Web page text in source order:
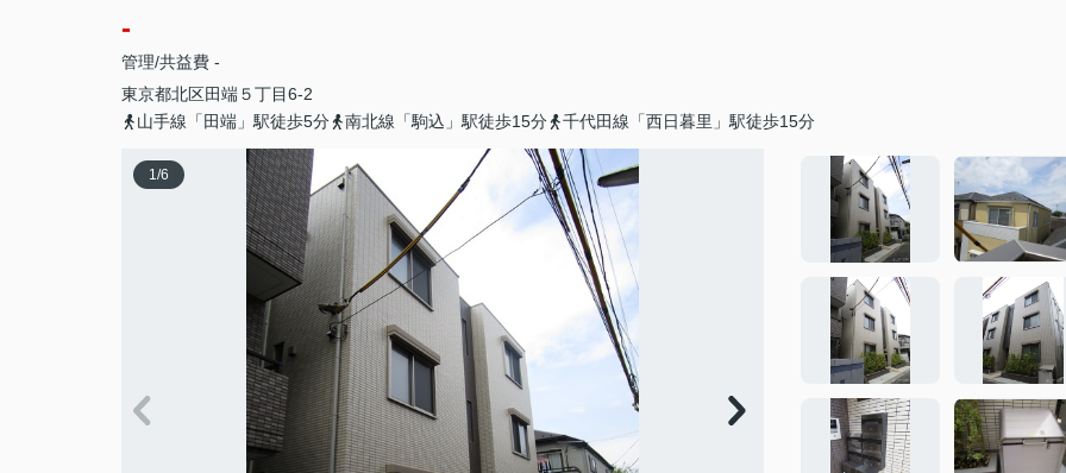
-
管理/共益費 -
東京都北区田端５丁目6-2
山手線「田端」駅徒歩5分
南北線「駒込」駅徒歩15分 千代田線「西日暮里」駅徒歩15分
1/6